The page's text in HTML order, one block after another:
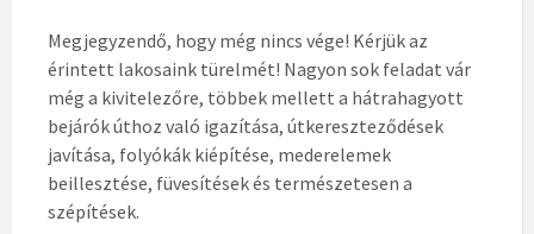
Megjegyzendő, hogy még nincs vége! Kérjük az
érintett lakosaink türelmét! Nagyon sok feladat vár
még a kivitelezőre, többek mellett a hátrahagyott
bejárók úthoz való igazítása, útkereszteződések
javítása, folyókák kiépítése, mederelemek
beillesztése, füvesítések és természetesen a
szépítések.